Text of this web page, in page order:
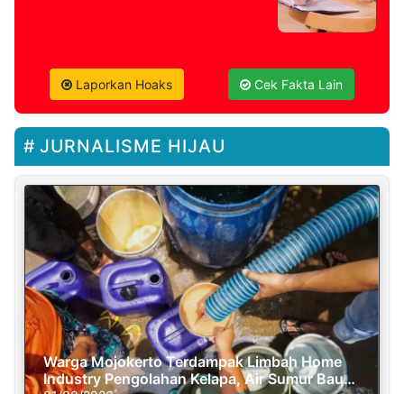
Laporkan Hoaks Cek Fakta Lain
JURNALISME HIJAU
Warga Mojokerto Terdampak Limbah Home
Industry Pengolahan Kelapa, Air Sumur Bau